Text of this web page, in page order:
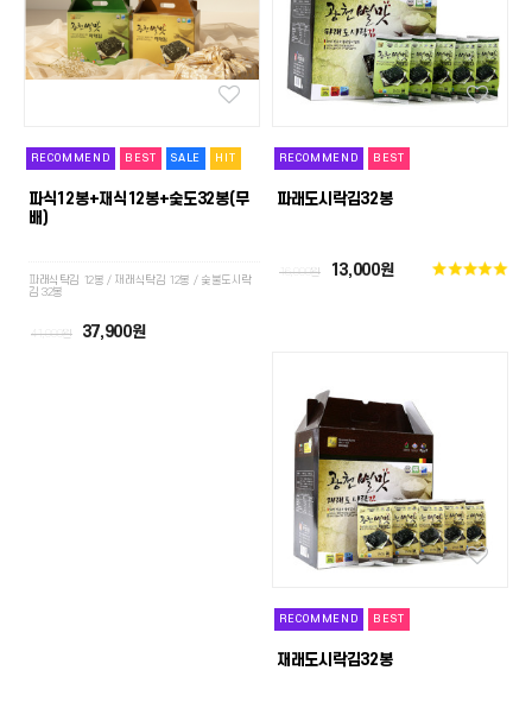
RECOMMEND BEST SALE HIT
파식12봉+재식12봉+숯도32봉(무
배)
파래식탁김 12봉 / 재래식탁김 12봉 / 숯불도시락
김 32봉
41,000원 37,900원
RECOMMEND BEST
파래도시락김32봉
16,000원 13,000원
RECOMMEND BEST
재래도시락김32봉